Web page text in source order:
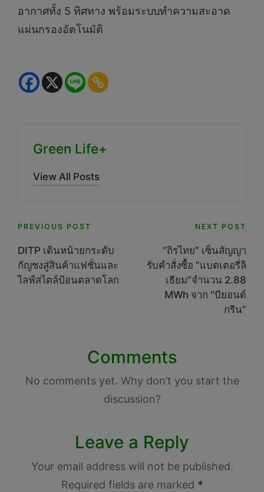
อากาศทั้ง 5 ทิศทาง พร้อมระบบทำความสะอาด
แผ่นกรองอัตโนมัติ
Green Life+
View All Posts
Post
navigation
PREVIOUS POST
DITP เดินหน้ายกระดับ
กัญชงสู่สินค้าแฟชั่นและ
ไลฟ์สไตล์ป้อนตลาดโลก
NEXT POST
“ถิรไทย” เซ็นสัญญา
รับคำสั่งซื้อ “แบตเตอรี่ลิ
เธียม”จำนวน 2.88
MWh จาก “บียอนด์
กรีน”
Comments
No comments yet. Why don’t you start the
discussion?
Leave a Reply
Your email address will not be published.
Required fields are marked *